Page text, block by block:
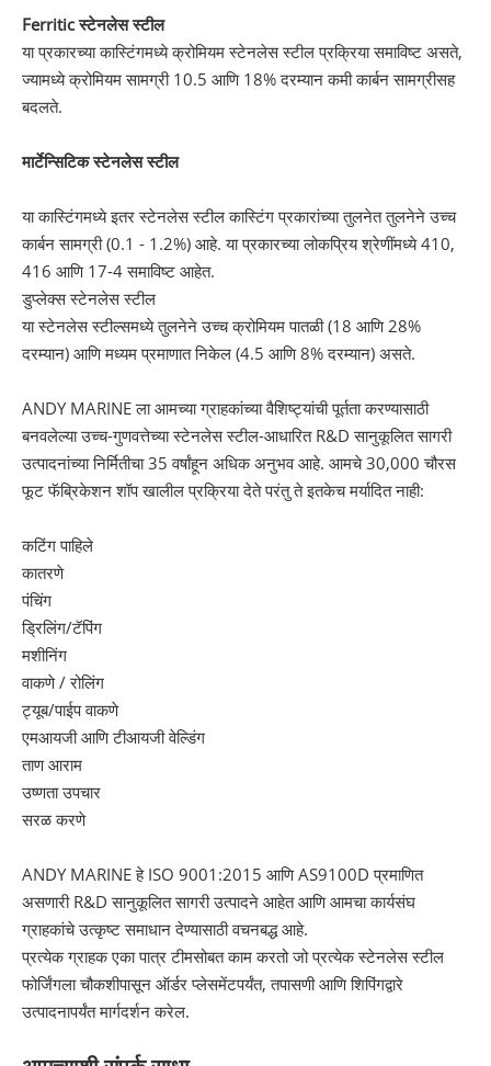
Ferritic स्टेनलेस स्टील
या प्रकारच्या कास्टिंगमध्ये क्रोमियम स्टेनलेस स्टील प्रक्रिया समाविष्ट असते,
ज्यामध्ये क्रोमियम सामग्री 10.5 आणि 18% दरम्यान कमी कार्बन सामग्रीसह
बदलते.
मार्टेन्सिटिक स्टेनलेस स्टील
या कास्टिंगमध्ये इतर स्टेनलेस स्टील कास्टिंग प्रकारांच्या तुलनेत तुलनेने उच्च
कार्बन सामग्री (0.1 - 1.2%) आहे. या प्रकारच्या लोकप्रिय श्रेणींमध्ये 410,
416 आणि 17-4 समाविष्ट आहेत.
डुप्लेक्स स्टेनलेस स्टील
या स्टेनलेस स्टील्समध्ये तुलनेने उच्च क्रोमियम पातळी (18 आणि 28%
दरम्यान) आणि मध्यम प्रमाणात निकेल (4.5 आणि 8% दरम्यान) असते.
ANDY MARINE ला आमच्या ग्राहकांच्या वैशिष्ट्यांची पूर्तता करण्यासाठी
बनवलेल्या उच्च-गुणवत्तेच्या स्टेनलेस स्टील-आधारित R&D सानुकूलित सागरी
उत्पादनांच्या निर्मितीचा 35 वर्षांहून अधिक अनुभव आहे. आमचे 30,000 चौरस
फूट फॅब्रिकेशन शॉप खालील प्रक्रिया देते परंतु ते इतकेच मर्यादित नाही:
कटिंग पाहिले
कातरणे
पंचिंग
ड्रिलिंग/टॅपिंग
मशीनिंग
वाकणे / रोलिंग
ट्यूब/पाईप वाकणे
एमआयजी आणि टीआयजी वेल्डिंग
ताण आराम
उष्णता उपचार
सरळ करणे
ANDY MARINE हे ISO 9001:2015 आणि AS9100D प्रमाणित
असणारी R&D सानुकूलित सागरी उत्पादने आहेत आणि आमचा कार्यसंघ
ग्राहकांचे उत्कृष्ट समाधान देण्यासाठी वचनबद्ध आहे.
प्रत्येक ग्राहक एका पात्र टीमसोबत काम करतो जो प्रत्येक स्टेनलेस स्टील
फोर्जिंगला चौकशीपासून ऑर्डर प्लेसमेंटपर्यंत, तपासणी आणि शिपिंगद्वारे
उत्पादनापर्यंत मार्गदर्शन करेल.